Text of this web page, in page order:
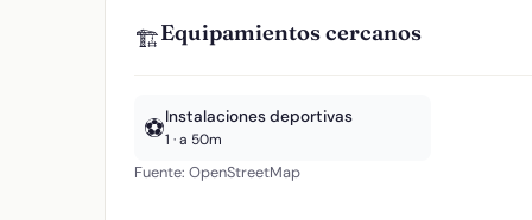
🏗️Equipamientos cercanos
⚽Instalaciones deportivas
1 · a 50m
Fuente: OpenStreetMap